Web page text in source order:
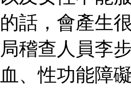
的話，會產生
局稽查人員李
血、性功能障